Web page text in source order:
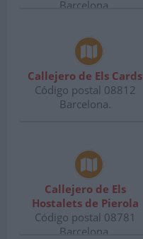
Barcelona.
Callejero de Els Cards
Código postal 08812
Barcelona.
Callejero de Els
Hostalets de Pierola
Código postal 08781
Barcelona.